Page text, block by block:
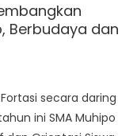
Berbudaya dan
secara daring
ini SMA Muhipo